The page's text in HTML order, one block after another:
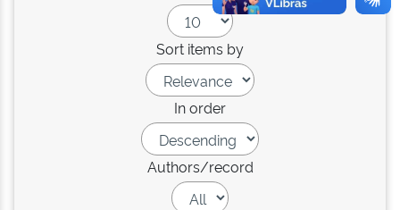
Sort items by
In order
Authors/record